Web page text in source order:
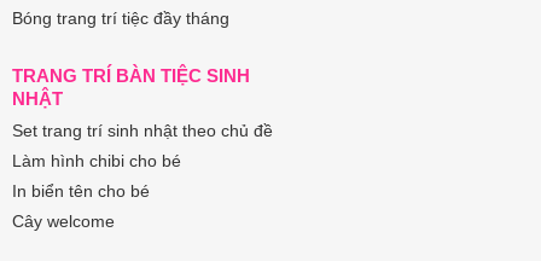
Bóng trang trí tiệc đầy tháng
TRANG TRÍ BÀN TIỆC SINH
NHẬT
Set trang trí sinh nhật theo chủ đề
Làm hình chibi cho bé
In biển tên cho bé
Cây welcome